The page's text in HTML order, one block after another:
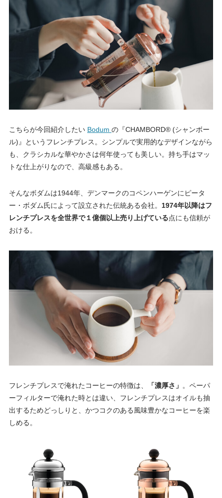
こちらが今回紹介したい Bodum の『CHAMBORD® (シャンボー
ル)』というフレンチプレス。シンプルで実用的なデザインながら
も、クラシカルな華やかさは何年使っても美しい。持ち手はマッ
トな仕上がりなので、高級感もある。
そんなボダムは1944年、デンマークのコペンハーゲンにピータ
ー・ボダム氏によって設立された伝統ある会社。 1974年以降はフ
レンチプレスを全世界で１億個以上売り上げている点にも信頼が
おける。
フレンチプレスで淹れたコーヒーの特徴は、 「濃厚さ」 。ペーパ
ーフィルターで淹れた時とは違い、フレンチプレスはオイルも抽
出するためどっしりと、かつコクのある風味豊かなコーヒーを楽
しめる。